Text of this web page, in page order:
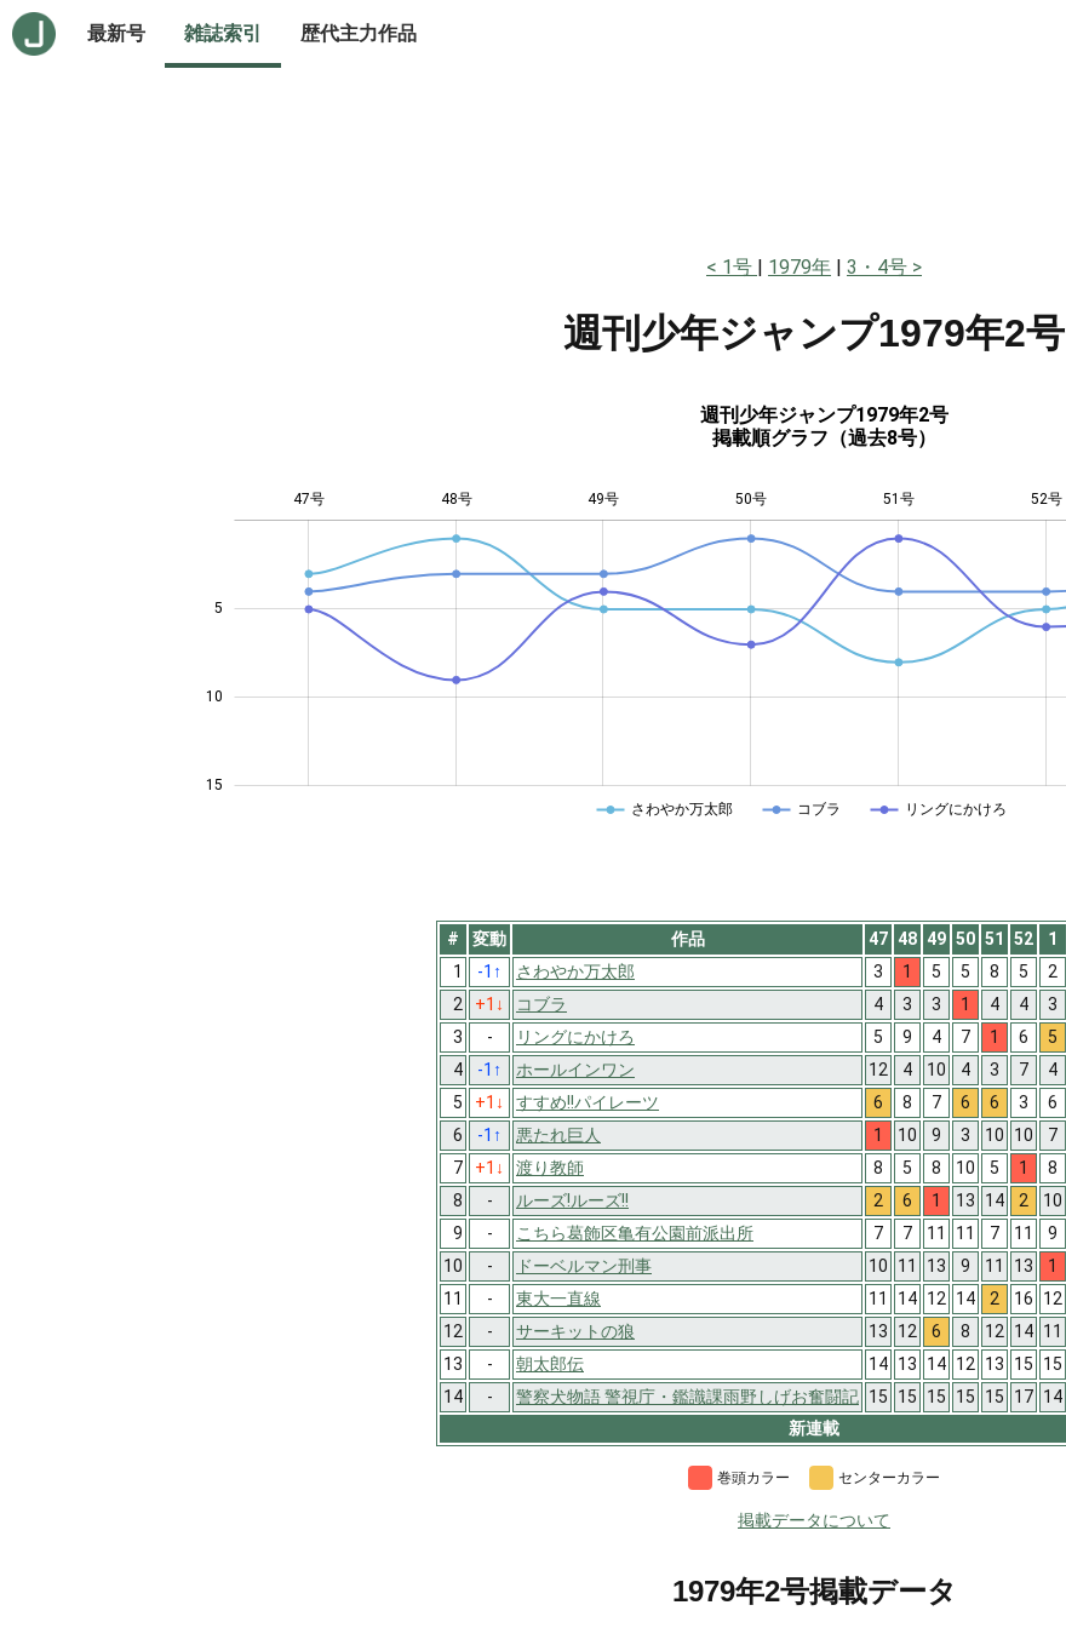
最新号 雑誌索引 歴代主力作品
1号 1979年 3・4号
週刊少年ジャンプ1979年2号
週刊少年ジャンプ1979年2号
掲載順グラフ（過去8号）
15
10
5
47号 48号 49号 50号 51号 52号
さわやか万太郎 コブラ リングにかけろ
# 変動 作品 47 48 49 50 51 52 1
1
-1 ↑ さわやか万太郎 3 1 5 5 8 5 2
2
+1 ↓ コブラ 4 3 3 1 4 4 3
3
- リングにかけろ 5 9 4 7 1 6 5
4
-1 ↑ ホールインワン 12 4 10 4 3 7 4
5
+1 ↓ すすめ!!パイレーツ 6 8 7 6 6 3 6
6
-1 ↑ 悪たれ巨人 1 10 9 3 10 10 7
7
+1 ↓ 渡り教師 8 5 8 10 5 1 8
8
- ルーズ!ルーズ!! 2 6 1 13 14 2 10
9
- こちら葛飾区亀有公園前派出所 7 7 11 11 7 11 9
10
- ドーベルマン刑事 10 11 13 9 11 13 1
11
- 東大一直線 11 14 12 14 2 16 12
12
- サーキットの狼 13 12 6 8 12 14 11
13
- 朝太郎伝 14 13 14 12 13 15 15
14
- 警察犬物語 警視庁・鑑識課雨野しげお奮闘記 15 15 15 15 15 17 14
新連載
巻頭カラー センターカラー
掲載データについて
1979年2号掲載データ